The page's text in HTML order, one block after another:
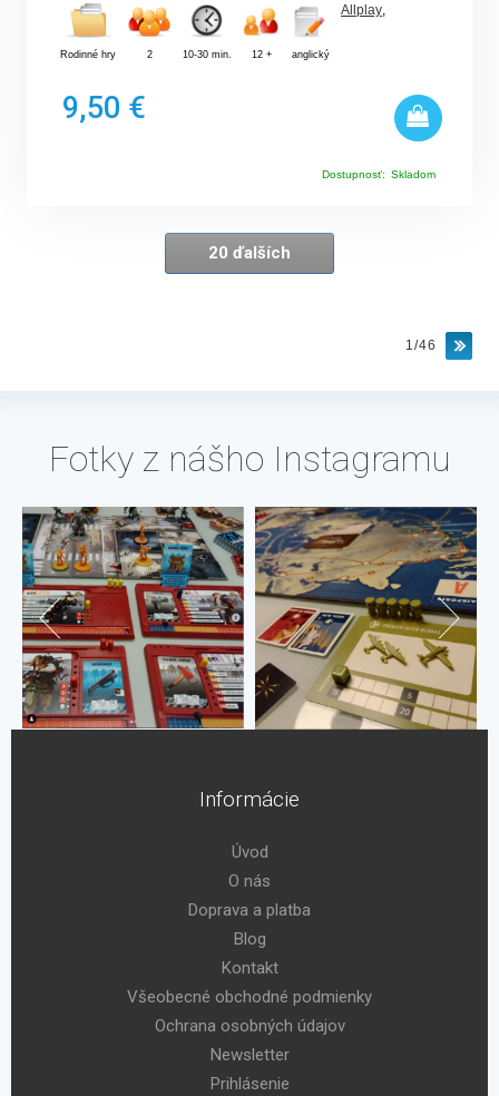
Rodinné hry 2 10-30 min. 12 + anglický
Allplay,
9,50 €
Dostupnosť: Skladom
20 ďalších
1/46
Fotky z nášho Instagramu
Informácie
Úvod
O nás
Doprava a platba
Blog
Kontakt
Všeobecné obchodné podmienky
Ochrana osobných údajov
Newsletter
Prihlásenie